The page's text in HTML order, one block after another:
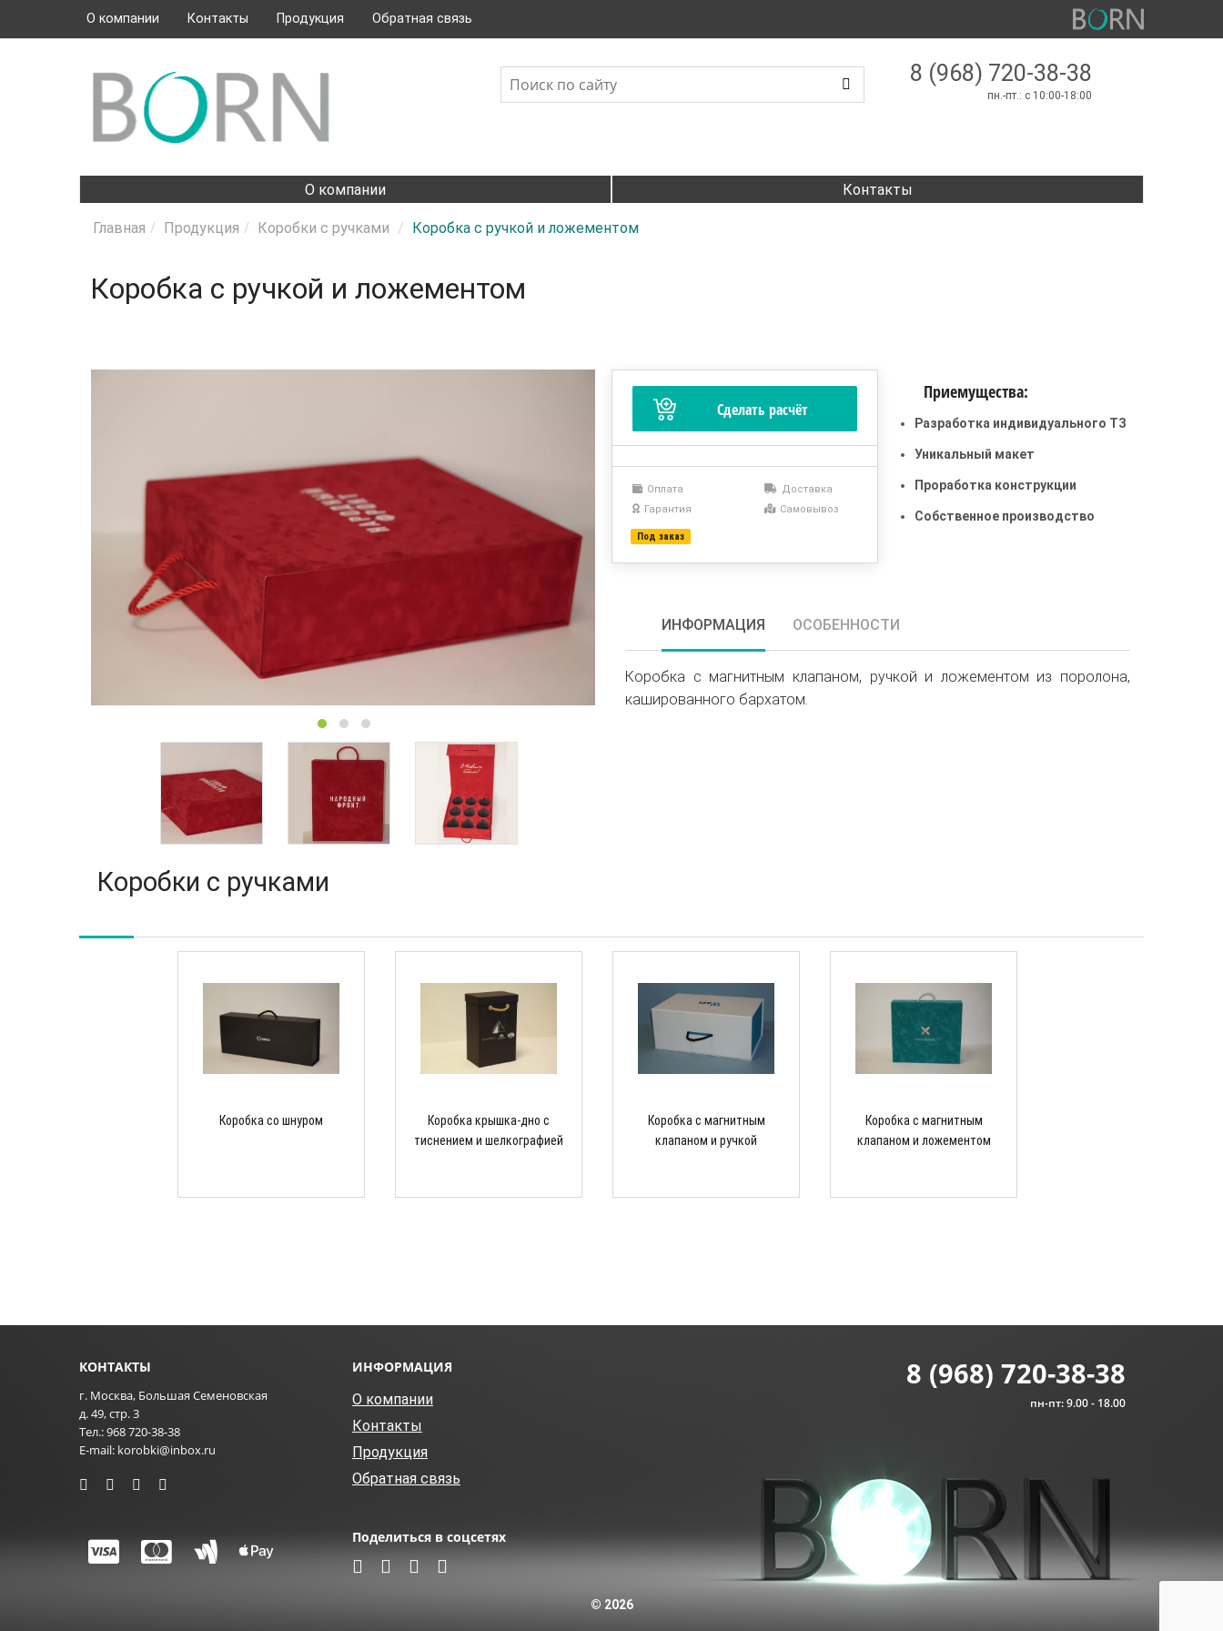
О компании Контакты Продукция Обратная связь
8 (968) 720-38-38
пн.-пт.: c 10:00-18:00
О компании Контакты
ПРОДУКЦИЯ
Главная Продукция Коробки с ручками Коробка с ручкой и ложементом
Коробка с ручкой и ложементом
Под заказ
Оплата
Доставка
Гарантия
Самовывоз
Приемущества:
Разработка индивидуального ТЗ
Уникальный макет
Проработка конструкции
Собственное производство
ИНФОРМАЦИЯ ОСОБЕННОСТИ
Коробка с магнитным клапаном, ручкой и ложементом из поролона,
кашированного бархатом.
Коробки с ручками
Коробка со шнуром
Коробка крышка-дно с
тиснением и шелкографией
Коробка с магнитным
клапаном и ручкой
Коробка с магнитным
клапаном и ложементом
КОНТАКТЫ
г. Москва, Большая Семеновская
д. 49, стр. 3
Тел.: 968 720-38-38
E-mail: korobki@inbox.ru
ИНФОРМАЦИЯ
О компании
Контакты
Продукция
Обратная связь
8 (968) 720-38-38
пн-пт: 9.00 - 18.00
Поделиться в соцсетях
© 2026